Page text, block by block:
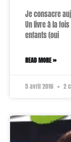
Je consacre
Un livre à la
enfants (oui
READ MORE »
5 avril 2016 2